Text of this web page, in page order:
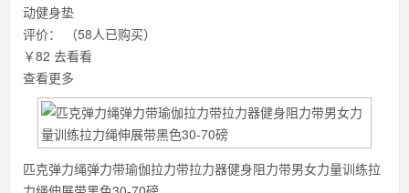
动健身垫
评价：
（58人已购买）
￥82 去看看
查看更多
匹克弹力绳弹力带瑜伽拉力带拉力器健身阻力带男女力量训练拉